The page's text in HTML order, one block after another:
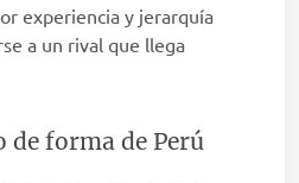
experiencia y jerarquía
a un rival que llega
de forma de Perú